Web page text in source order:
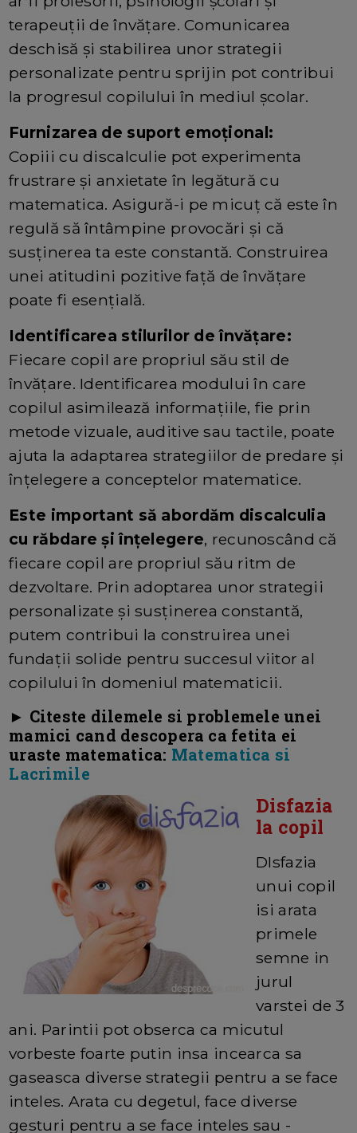
terapeuții de învățare. Comunicarea
deschisă și stabilirea unor strategii
personalizate pentru sprijin pot contribui
la progresul copilului în mediul școlar.
Furnizarea de suport emoțional:
Copiii cu discalculie pot experimenta
frustrare și anxietate în legătură cu
matematica. Asigură-i pe micuț că este în
regulă să întâmpine provocări și că
susținerea ta este constantă. Construirea
unei atitudini pozitive față de învățare
poate fi esențială.
Identificarea stilurilor de învățare:
Fiecare copil are propriul său stil de
învățare. Identificarea modului în care
copilul asimilează informațiile, fie prin
metode vizuale, auditive sau tactile, poate
ajuta la adaptarea strategiilor de predare și
înțelegere a conceptelor matematice.
Este important să abordăm discalculia
cu răbdare și înțelegere, recunoscând că
fiecare copil are propriul său ritm de
dezvoltare. Prin adoptarea unor strategii
personalizate și susținerea constantă,
putem contribui la construirea unei
fundații solide pentru succesul viitor al
copilului în domeniul matematicii.
► Citeste dilemele si problemele unei
mamici cand descopera ca fetita ei
uraste matematica: Matematica si
Lacrimile
Disfazia
la copil
DIsfazia
unui copil
isi arata
primele
semne in
jurul
varstei de 3
ani. Parintii pot obserca ca micutul
vorbeste foarte putin insa incearca sa
gaseasca diverse strategii pentru a se face
inteles. Arata cu degetul, face diverse
gesturi pentru a se face inteles sau -